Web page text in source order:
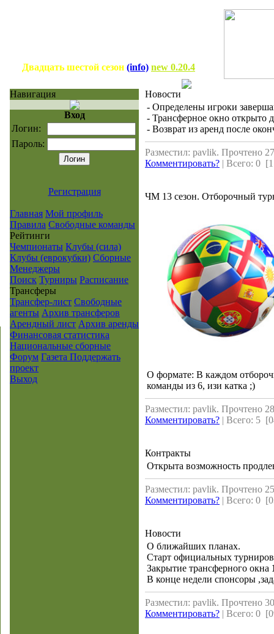
Двадцать шестой сезон (info) new 0.20.4
Навигация
Вход
Логин:
Пароль:
Регистрация
Главная Мой профиль
Правила Свободные команды
Рейтинги
Чемпионаты Клубы (сила)
Клубы (еврокубки) Сборные
Менеджеры
Поиск Турниры Расписание
Транcферы
Трансфер-лист Свободные
агенты Архив трансферов
Арендный лист Архив аренды
Финансовая статистика
Национальные сборные
Форум Газета Поддержать
проект
Выход
Новости
- Определены игроки
- Трансферное окно открыто
- Возврат из аренд после
Разместил: pavlik. Прочтено
Комментировать? | Всего: 0
ЧМ 13 сезон. Отборочный
О формате: В каждом
команды из 6, изи катка ;)
Разместил: pavlik. Прочтено
Комментировать? | Всего: 5
Контракты
Открыта возможность
Разместил: pavlik. Прочтено
Комментировать? | Всего: 0
Новости
О ближайших планах.
Старт официальных
Закрытие трансферного окна
В конце недели спонсоры
Разместил: pavlik. Прочтено
Комментировать? | Всего: 0